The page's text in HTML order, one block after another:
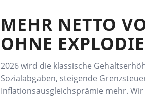
MEHR NETTO
OHNE
2026 wird die klassische
Sozialabgaben, steigende
Inflationsausgleichsprämie mehr. Wir